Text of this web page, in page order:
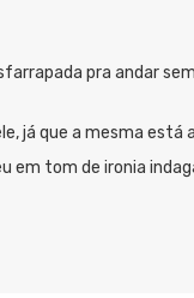
pra andar
já que a mesma está
em tom de ironia